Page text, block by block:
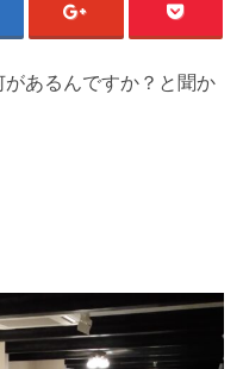
あるんですか？と聞か